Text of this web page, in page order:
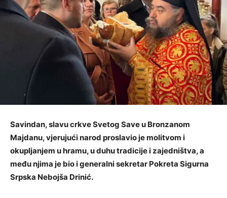
Savindan, slavu crkve Svetog Save u Bronzanom
Majdanu, vjerujući narod proslavio je molitvom i
okupljanjem u hramu, u duhu tradicije i zajedništva, a
među njima je bio i generalni sekretar Pokreta Sigurna
Srpska Nebojša Drinić.